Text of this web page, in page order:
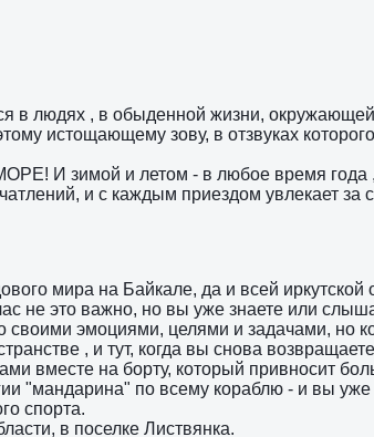
в людях , в обыденной жизни,
истощающему зову, в отзвуках
И зимой и летом - в любое время года
и с каждым приездом увлекает за
мира на Байкале, да и всей иркутской
не это важно, но вы уже знаете или
эмоциями, целями и задачами, но
, и тут, когда вы снова
вместе на борту, который привносит
"мандарина" по всему кораблю - и вы
спорта.
в поселке Листвянка.